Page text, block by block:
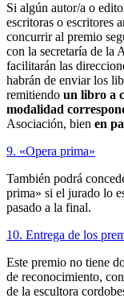
Si algún autor/a o
escritoras o escritores
concurrir al premio
con la secretaría de la
facilitarán las
habrán de enviar los
remitiendo un libro a
modalidad
Asociación, bien en
9. «Opera prima»
También podrá
prima» si el jurado lo
pasado a la final.
10. Entrega de los
Este premio no tiene
de reconocimiento,
de la escultora